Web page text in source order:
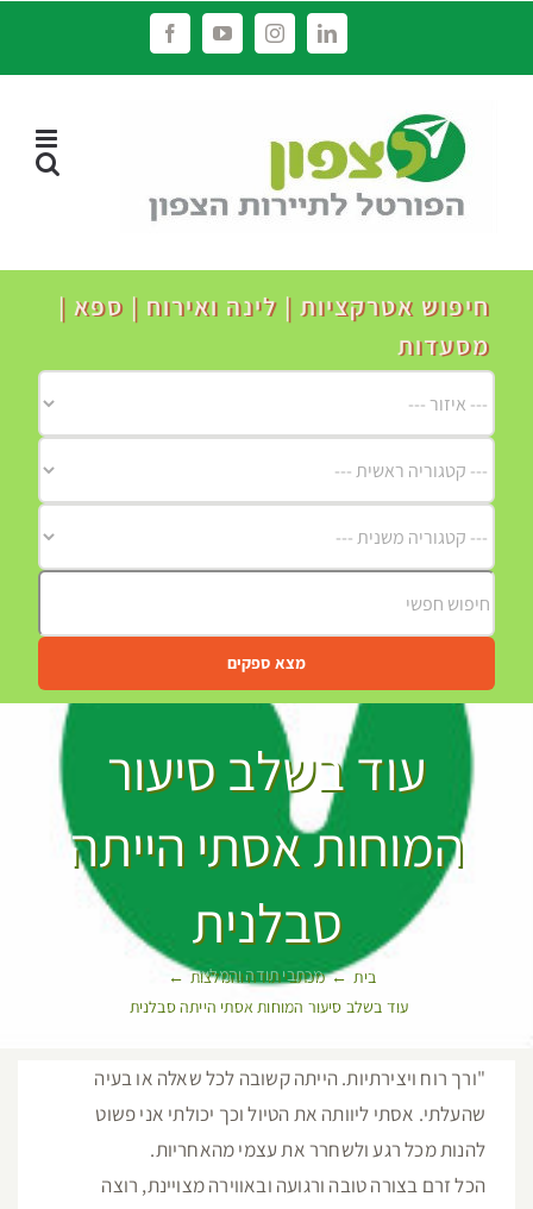
LinkedIn
Instagram
YouTube
Facebook
חיפוש אטרקציות | לינה ואירוח | ספא |
מסעדות
מצא ספקים
עוד בשלב סיעור
המוחות אסתי הייתה
סבלנית
בית
מכתבי תודה והמלצות
עוד בשלב סיעור המוחות אסתי הייתה סבלנית
"ורך רוח ויצירתיות. הייתה קשובה לכל שאלה או בעיה
שהעלתי. אסתי ליוותה את הטיול וכך יכולתי אני פשוט
להנות מכל רגע ולשחרר את עצמי מהאחריות.
הכל זרם בצורה טובה ורגועה ובאווירה מצויינת, רוצה